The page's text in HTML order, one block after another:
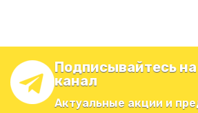
Подписывайтесь
канал
Актуальные акции и